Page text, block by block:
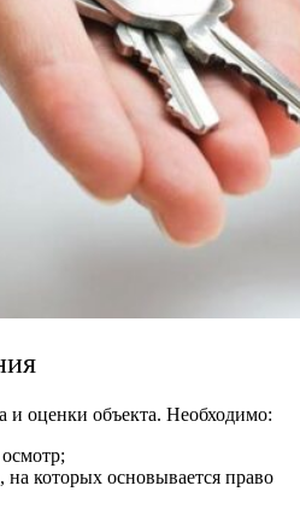
и оценки объекта. Необходимо:
которых основывается право